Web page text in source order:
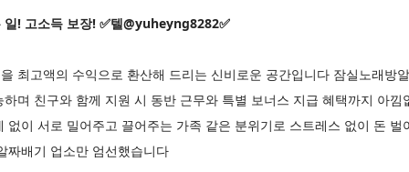
! 고소득 보장! ✅텔@yuheyng8282✅
최고액의 수익으로 환산해 드리는 신비로운 공간입니다 잠실노래방
며 친구와 함께 지원 시 동반 근무와 특별 보너스 지급 혜택까지 아
없이 서로 밀어주고 끌어주는 가족 같은 분위기로 스트레스 없이 돈
짜배기 업소만 엄선했습니다